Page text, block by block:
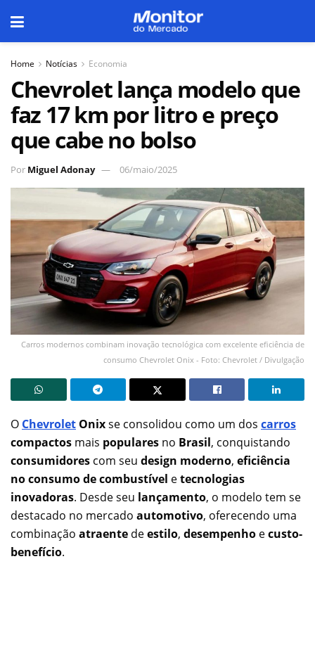
Home Notícias Economia
Chevrolet lança modelo que
faz 17 km por litro e preço
que cabe no bolso
Por Miguel Adonay 06/maio/2025
Carros modernos combinam inovação tecnológica com excelente eficiência de
consumo Chevrolet Onix - Foto: Chevrolet / Divulgação
O Chevrolet Onixse consolidou como um dos carros
compactos mais populares no Brasil, conquistando
consumidores com seu design moderno, eficiência
no consumo de combustível etecnologias
inovadoras. Desde seu lançamento, o modelo tem se
destacado no mercado automotivo, oferecendo uma
combinação atraente deestilo, desempenho ecusto-
benefício.